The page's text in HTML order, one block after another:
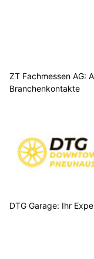
ZT Fachmessen AG:
Branchenkontakte
DTG Garage: Ihr